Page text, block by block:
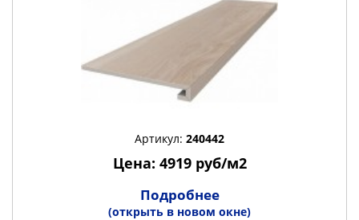
Артикул: 240442
Цена: 4919 руб/м2
Подробнее
(открыть в новом окне)